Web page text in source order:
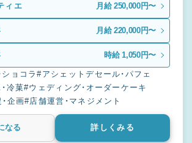
ィエ 月給 250,000円〜
月給 220,000円〜
時給 1,050円〜
ショコラ#アシェットデセール・パフェ
冷菓#ウェディング・オーダーケーキ
企画#店舗運営・マネジメント
なる 詳しくみる